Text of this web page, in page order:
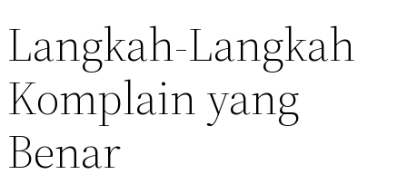
Langkah-Langkah
Komplain yang
Benar